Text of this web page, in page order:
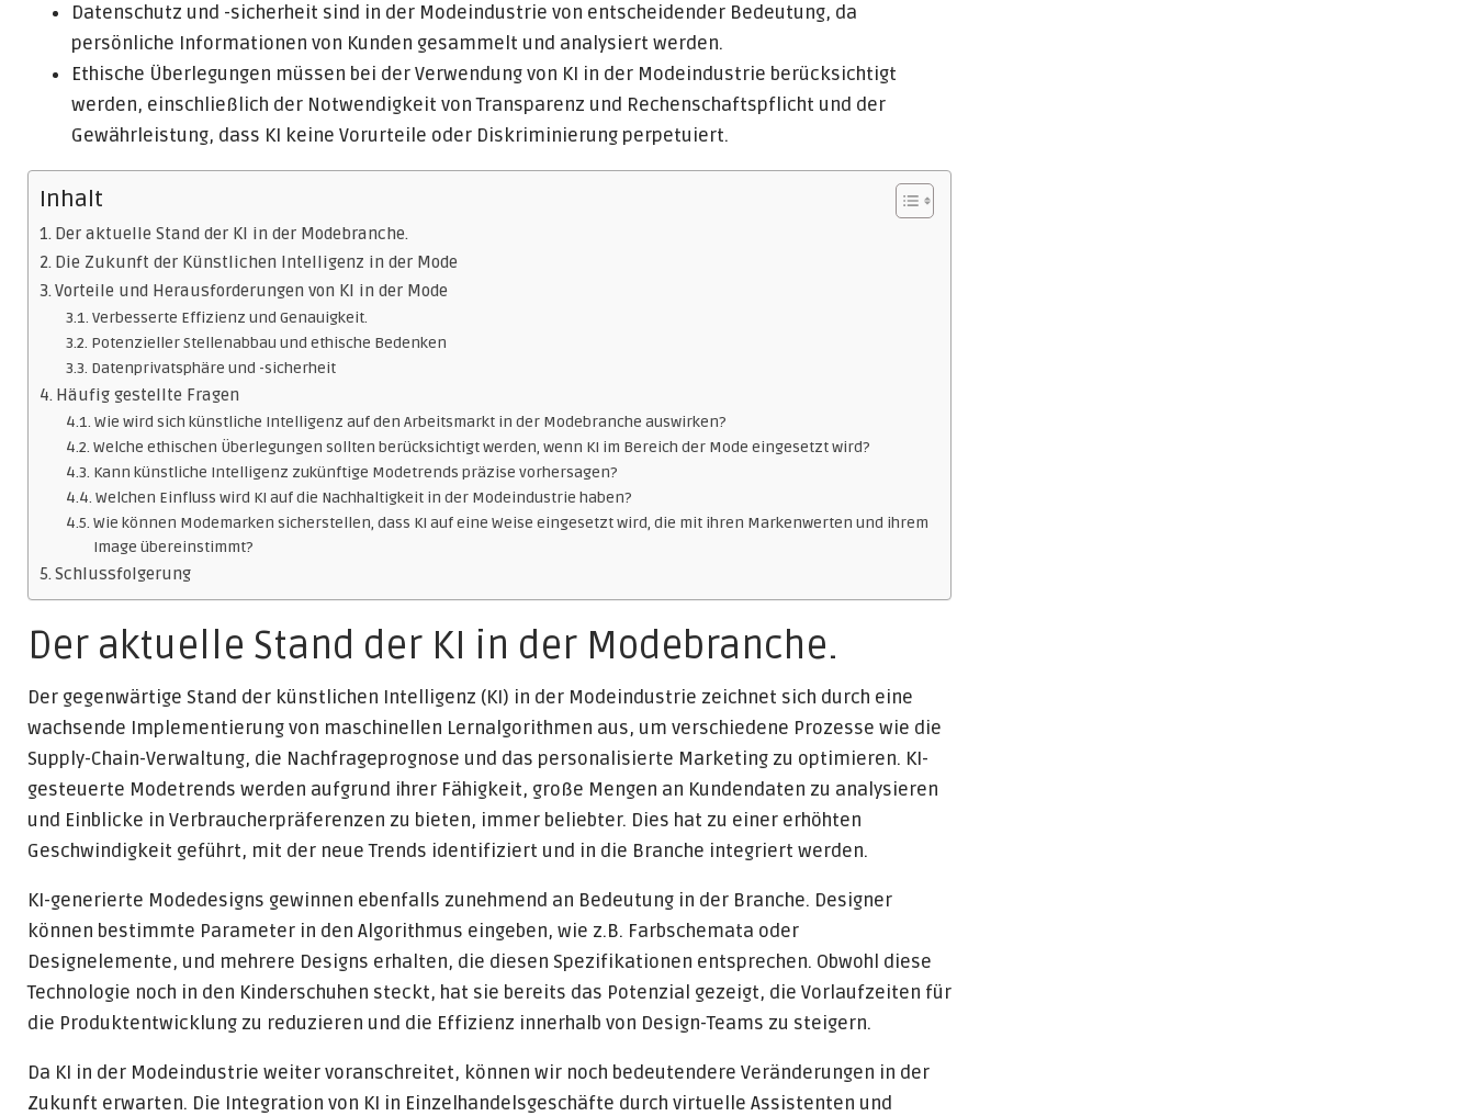
Datenschutz und -sicherheit sind in der Modeindustrie von entscheidender Bedeutung, da
persönliche Informationen von Kunden gesammelt und analysiert werden.
Ethische Überlegungen müssen bei der Verwendung von KI in der Modeindustrie berücksichtigt
werden, einschließlich der Notwendigkeit von Transparenz und Rechenschaftspflicht und der
Gewährleistung, dass KI keine Vorurteile oder Diskriminierung perpetuiert.
Inhalt
Der aktuelle Stand der KI in der Modebranche.
Die Zukunft der Künstlichen Intelligenz in der Mode
Vorteile und Herausforderungen von KI in der Mode
Verbesserte Effizienz und Genauigkeit.
Potenzieller Stellenabbau und ethische Bedenken
Datenprivatsphäre und -sicherheit
Häufig gestellte Fragen
Wie wird sich künstliche Intelligenz auf den Arbeitsmarkt in der Modebranche auswirken?
Welche ethischen Überlegungen sollten berücksichtigt werden, wenn KI im Bereich der Mode eingesetzt wird?
Kann künstliche Intelligenz zukünftige Modetrends präzise vorhersagen?
Welchen Einfluss wird KI auf die Nachhaltigkeit in der Modeindustrie haben?
Wie können Modemarken sicherstellen, dass KI auf eine Weise eingesetzt wird, die mit ihren Markenwerten und ihrem
Image übereinstimmt?
Schlussfolgerung
Der aktuelle Stand der KI in der Modebranche.
Der gegenwärtige Stand der künstlichen Intelligenz (KI) in der Modeindustrie zeichnet sich durch eine
wachsende Implementierung von maschinellen Lernalgorithmen aus, um verschiedene Prozesse wie die
Supply-Chain-Verwaltung, die Nachfrageprognose und das personalisierte Marketing zu optimieren. KI-
gesteuerte Modetrends werden aufgrund ihrer Fähigkeit, große Mengen an Kundendaten zu analysieren
und Einblicke in Verbraucherpräferenzen zu bieten, immer beliebter. Dies hat zu einer erhöhten
Geschwindigkeit geführt, mit der neue Trends identifiziert und in die Branche integriert werden.
KI-generierte Modedesigns gewinnen ebenfalls zunehmend an Bedeutung in der Branche. Designer
können bestimmte Parameter in den Algorithmus eingeben, wie z.B. Farbschemata oder
Designelemente, und mehrere Designs erhalten, die diesen Spezifikationen entsprechen. Obwohl diese
Technologie noch in den Kinderschuhen steckt, hat sie bereits das Potenzial gezeigt, die Vorlaufzeiten für
die Produktentwicklung zu reduzieren und die Effizienz innerhalb von Design-Teams zu steigern.
Da KI in der Modeindustrie weiter voranschreitet, können wir noch bedeutendere Veränderungen in der
Zukunft erwarten. Die Integration von KI in Einzelhandelsgeschäfte durch virtuelle Assistenten und